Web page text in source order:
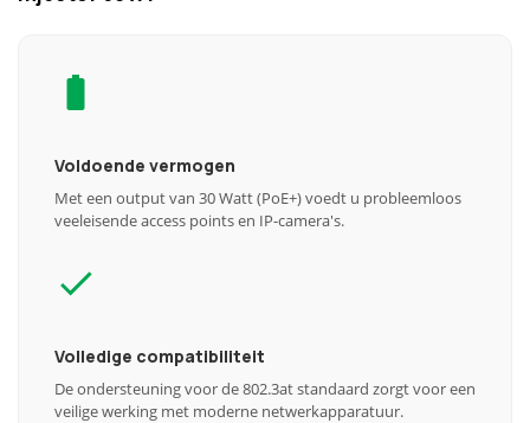
Voldoende vermogen
Met een output van 30 Watt (PoE+) voedt u probleemloos
veeleisende access points en IP-camera's.
Volledige compatibiliteit
De ondersteuning voor de 802.3at standaard zorgt voor een
veilige werking met moderne netwerkapparatuur.